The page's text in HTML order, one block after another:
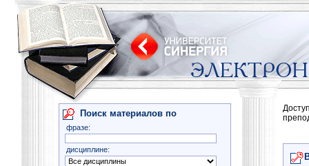
Поиск материалов по
фразе:
дисциплине: